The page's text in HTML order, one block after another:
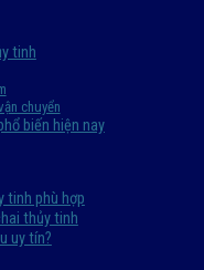
tinh
chuyển
biến hiện nay
tinh phù hợp
thủy tinh
uy tín?